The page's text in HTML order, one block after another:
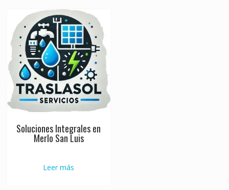
Soluciones Integrales en
Merlo San Luis
Leer más